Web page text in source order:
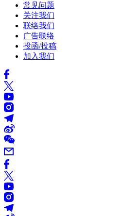
常见问题
关注我们
联络我们
广告联络
投函/投稿
加入我们